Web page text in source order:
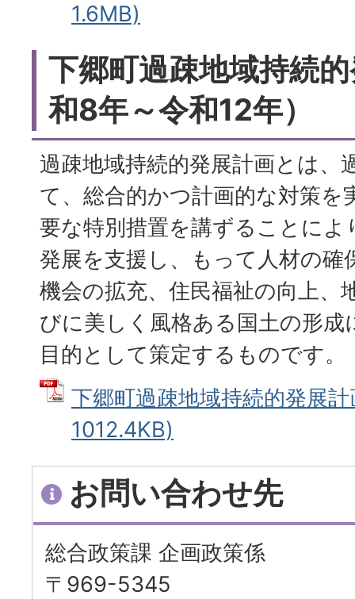
1.6MB)
下郷町過疎地域持続
和8年～令和12年）
過疎地域持続的発展計画とは、
て、総合的かつ計画的な対策を
要な特別措置を講ずることによ
発展を支援し、もって人材の確
機会の拡充、住民福祉の向上、
びに美しく風格ある国土の形成
目的として策定するものです。
下郷町過疎地域持続的発展
1012.4KB)
お問い合わせ先
総合政策課 企画政策係
〒969-5345